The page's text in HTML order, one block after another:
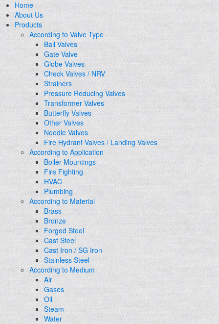
Home
About Us
Products
According to Valve Type
Ball Valves
Gate Valve
Globe Valves
Check Valves / NRV
Strainers
Pressure Reducing Valves
Transformer Valves
Butterfly Valves
Other Valves
Needle Valves
Fire Hydrant Valves / Landing Valves
According to Application
Boiler Mountings
Fire Fighting
HVAC
Plumbing
According to Material
Brass
Bronze
Forged Steel
Cast Steel
Cast Iron / SG Iron
Stainless Steel
According to Medium
Air
Gases
Oil
Steam
Water